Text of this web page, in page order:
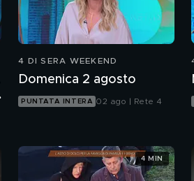
4 DI SERA WEEKEND
Domenica 2 agosto
PUNTATA INTERA 02 ago | Rete 4
4 MIN